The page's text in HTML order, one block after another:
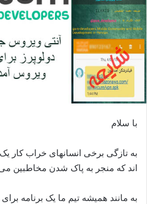
با سلام
به تازگی برخی انسانهای خراب کار
اند که منجر به پاک شدن مخاطبین
به مانند همیشه تیم ما یک برنامه